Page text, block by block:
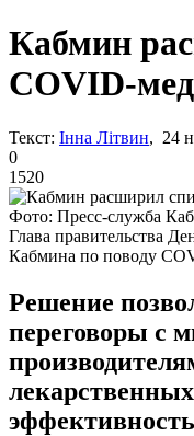
Кабмин
COVID-
Текст: Інна Літвин, 24
0
1520
Фото: Пресс-служба
Глава правительства
Кабмина по поводу
Решение
переговоры с